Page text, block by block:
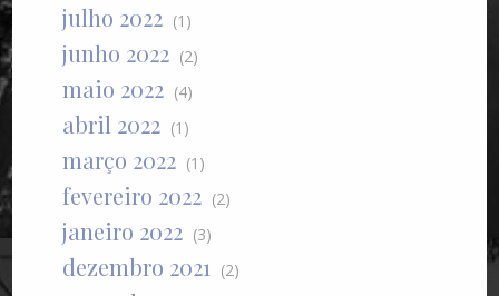
julho 2022 (1)
junho 2022 (2)
maio 2022 (4)
abril 2022 (1)
março 2022 (1)
fevereiro 2022 (2)
janeiro 2022 (3)
dezembro 2021 (2)